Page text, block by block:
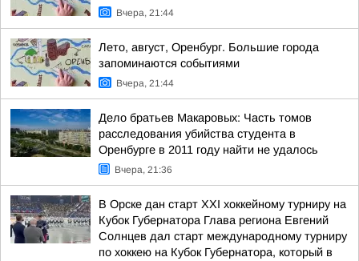
Вчера, 21:44
Лето, август, Оренбург. Большие города
запоминаются событиями
Вчера, 21:44
Дело братьев Макаровых: Часть томов
расследования убийства студента в
Оренбурге в 2011 году найти не удалось
Вчера, 21:36
В Орске дан старт XXI хоккейному турниру на
Кубок Губернатора Глава региона Евгений
Солнцев дал старт международному турниру
по хоккею на Кубок Губернатора, который в